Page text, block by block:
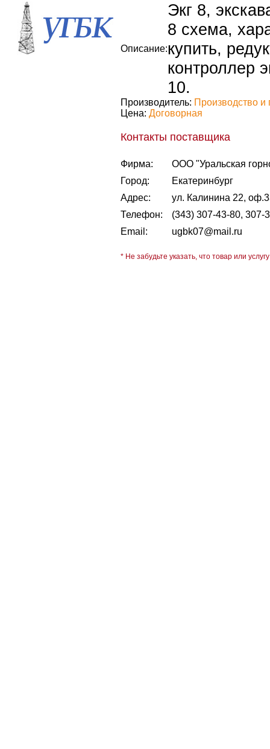
Описание:
Экг 8,
8 схема,
купить,
контроллер
10.
Производитель: Производство и
Цена: Договорная
Контакты поставщика
Фирма:
ООО "Уральская
Город:
Екатеринбург
Адрес:
ул. Калинина 22,
Телефон:
(343) 307-43-80, 307-
Email:
ugbk07@mail.ru
* Не забудьте указать, что товар или